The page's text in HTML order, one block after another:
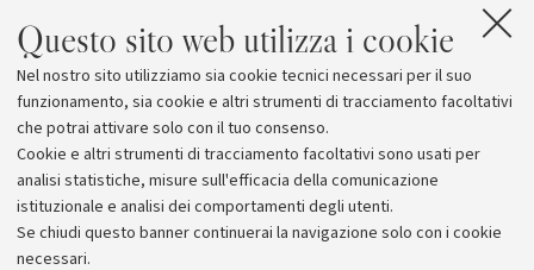
Questo sito web utilizza i cookie
Nel nostro sito utilizziamo sia cookie tecnici necessari per il suo
funzionamento, sia cookie e altri strumenti di tracciamento facoltativi
che potrai attivare solo con il tuo consenso.
Cookie e altri strumenti di tracciamento facoltativi sono usati per
analisi statistiche, misure sull'efficacia della comunicazione
istituzionale e analisi dei comportamenti degli utenti.
Se chiudi questo banner continuerai la navigazione solo con i cookie
necessari.
Allegati
Soprintendenza per i Beni Archeologici
dell'Emilia-Romagna